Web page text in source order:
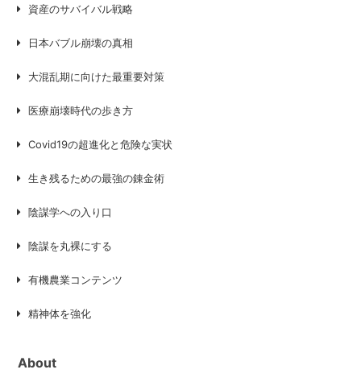
資産のサバイバル戦略
日本バブル崩壊の真相
大混乱期に向けた最重要対策
医療崩壊時代の歩き方
Covid19の超進化と危険な実状
生き残るための最強の錬金術
陰謀学への入り口
陰謀を丸裸にする
有機農業コンテンツ
精神体を強化
About